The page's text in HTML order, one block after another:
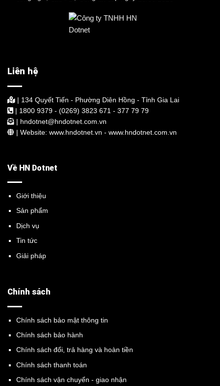
Liên hệ
| 134 Quyết Tiến - Phường Diên Hồng - Tỉnh Gia Lai
| 1800 9379 - (0269) 3823 671 - 377 79 79
| hndotnet@hndotnet.com.vn
| Website: www.hndotnet.vn - www.hndotnet.com.vn
Về HN Dotnet
Giới thiệu
Sản phẩm
Dịch vụ
Tin tức
Giải pháp
Chính sách
Chính sách bảo mật thông tin
Chính sách bảo hành
Chính sách đổi, trả hàng và hoàn tiền
Chính sách thanh toán
Chính sách vận chuyển - giao nhận